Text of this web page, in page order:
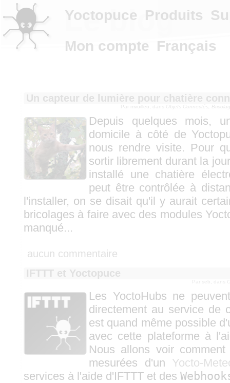
Le blog
Un capteur de lumière pour chatière
Par mvuilleu, dans Objets Connectés,
Depuis quelques mois,
domicile à côté de
nous rendre visite. Pour
sortir librement durant la
installé une chatière
peut être contrôlée à
l'installer, on se disait qu'il y aurait
bricolages à faire avec des modules
manqué...
aucun commentaire
IFTTT et Yoctopuce
Par seb, dans
Les YoctoHubs ne
directement au service de
est quand même possible
avec cette plateforme à
Nous allons voir
mesurées d'un Yocto-
services à l'aide d'IFTTT et des
Yoctopuce Produits
Mon compte Français